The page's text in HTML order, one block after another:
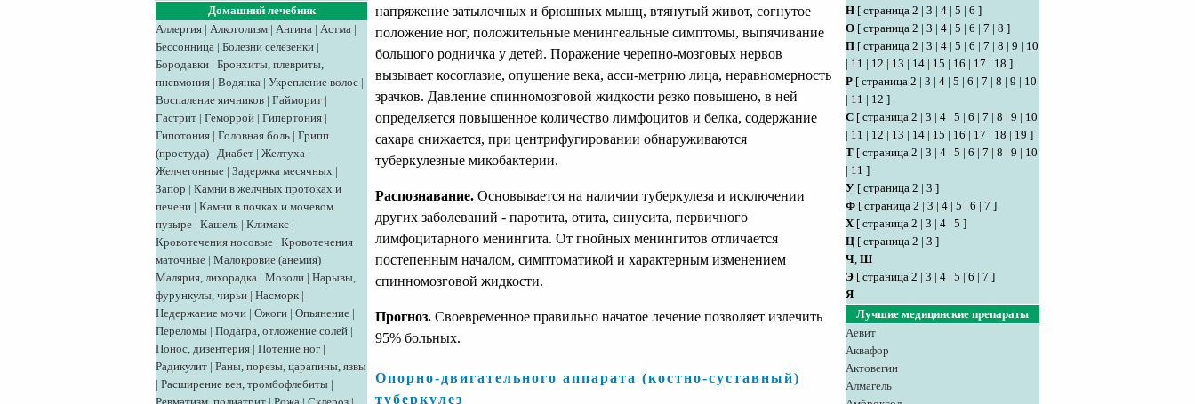
Домашний лечебник
Аллергия | Алкоголизм | Ангина | Астма |
Бессонница | Болезни селезенки |
Бородавки | Бронхиты, плевриты,
пневмония | Водянка | Укрепление волос |
Воспаление яичников | Гайморит |
Гастрит | Геморрой | Гипертония |
Гипотония | Головная боль | Грипп
(простуда) | Диабет | Желтуха |
Желчегонные | Задержка месячных |
Запор | Камни в желчных протоках и
печени | Камни в почках и мочевом
пузыре | Кашель | Климакс |
Кровотечения носовые | Кровотечения
маточные | Малокровие (анемия) |
Малярия, лихорадка | Мозоли | Нарывы,
фурункулы, чирьи | Насморк |
Недержание мочи | Ожоги | Опьянение |
Переломы | Подагра, отложение солей |
Понос, дизентерия | Потение ног |
Радикулит | Раны, порезы, царапины, язвы
| Расширение вен, тромбофлебиты |
напряжение затылочных и брюшных мышц, втянутый живот, согнутое
положение ног, положительные менингеальные симптомы, выпячивание
большого родничка у детей. Поражение черепно-мозговых нервов
вызывает косоглазие, опущение века, асси-метрию лица, неравномерность
зрачков. Давление спинномозговой жидкости резко повышено, в ней
определяется повышенное количество лимфоцитов и белка, содержание
сахара снижается, при центрифугировании обнаруживаются
туберкулезные микобактерии.
Распознавание. Основывается на наличии туберкулеза и исключении
других заболеваний - паротита, отита, синусита, первичного
лимфоцитарного менингита. От гнойных менингитов отличается
постепенным началом, симптоматикой и характерным изменением
спинномозговой жидкости.
Прогноз. Своевременное правильно начатое лечение позволяет излечить
95% больных.
Опорно-двигательного аппарата (костно-суставный)
туберкулез
Н [ страница 2 | 3 | 4 | 5 | 6 ]
О [ страница 2 | 3 | 4 | 5 | 6 | 7 | 8 ]
П [ страница 2 | 3 | 4 | 5 | 6 | 7 | 8 | 9 | 10
| 11 | 12 | 13 | 14 | 15 | 16 | 17 | 18 ]
Р [ страница 2 | 3 | 4 | 5 | 6 | 7 | 8 | 9 | 10
| 11 | 12 ]
С [ страница 2 | 3 | 4 | 5 | 6 | 7 | 8 | 9 | 10
| 11 | 12 | 13 | 14 | 15 | 16 | 17 | 18 | 19 ]
Т [ страница 2 | 3 | 4 | 5 | 6 | 7 | 8 | 9 | 10
| 11 ]
У [ страница 2 | 3 ]
Ф [ страница 2 | 3 | 4 | 5 | 6 | 7 ]
Х[ страница 2 | 3 | 4 | 5 ]
Ц [ страница 2 | 3 ]
Ч, Ш
Э [ страница 2 | 3 | 4 | 5 | 6 | 7 ]
Я
Лучшие медицинские препараты
Аевит
Аквафор
Актовегин
Алмагель